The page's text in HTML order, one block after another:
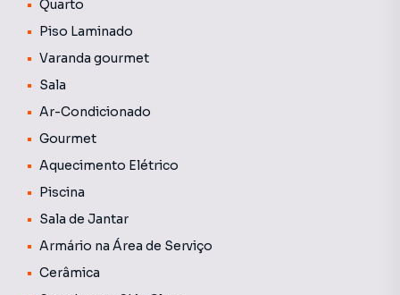
Quarto
Piso Laminado
Varanda gourmet
Sala
Ar-Condicionado
Gourmet
Aquecimento Elétrico
Piscina
Sala de Jantar
Armário na Área de Serviço
Cerâmica